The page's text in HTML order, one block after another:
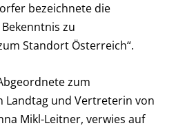
bezeichnete die
zu
Standort Österreich“.
zum
Landtag und Vertreterin von
Mikl-Leitner, verwies auf